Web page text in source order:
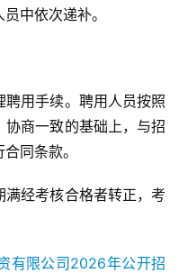
中依次递补。
用手续。聘用人员按照
协商一致的基础上，与招
同条款。
经考核合格者转正，考
有限公司2026年公开招